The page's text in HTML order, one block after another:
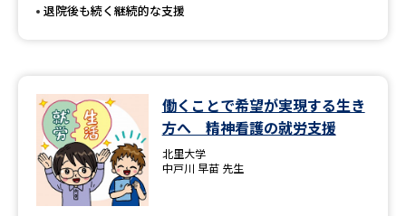
SELFBRAND特集ページ
オープンキャンパス検索 実施プログラムから探す
来場型・Web型イベント特集
退院後も続く継続的な支援
働くことで希望が実現する生き
方へ 精神看護の就労支援
北里大学
中戸川 早苗 先生